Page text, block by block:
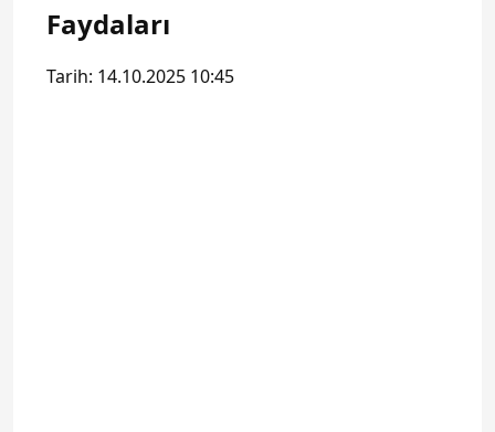
Faydaları
Tarih: 14.10.2025 10:45